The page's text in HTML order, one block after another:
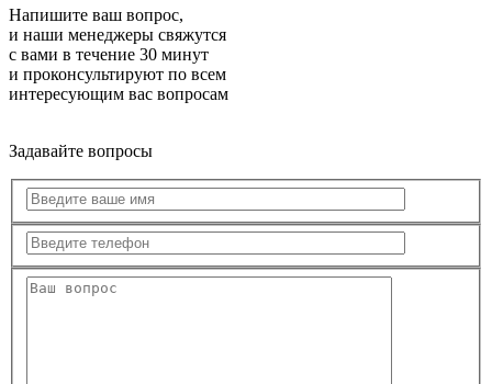
Напишите ваш вопрос,
и наши менеджеры свяжутся
с вами в течение 30 минут
и проконсультируют по всем
интересующим вас вопросам
Задавайте вопросы